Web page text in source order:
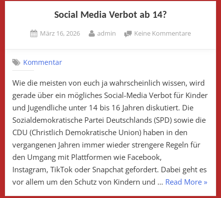
Social Media Verbot ab 14?
Posted
März 16, 2026 By
admin Keine Kommentarezu
Kommentar
Wie die meisten von euch ja wahrscheinlich wissen, wird
gerade über ein mögliches Social-Media Verbot für Kinder
und Jugendliche unter 14 bis 16 Jahren diskutiert. Die
Sozialdemokratische Partei Deutschlands (SPD) sowie die
CDU (Christlich Demokratische Union) haben in den
vergangenen Jahren immer wieder strengere Regeln für
den Umgang mit Plattformen wie Facebook,
Instagram, TikTok oder Snapchat gefordert. Dabei geht es
vor allem um den Schutz von Kindern und … Read More »